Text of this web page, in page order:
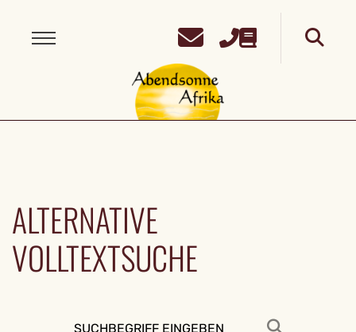
ALTERNATIVE
VOLLTEXTSUCHE
Suchen